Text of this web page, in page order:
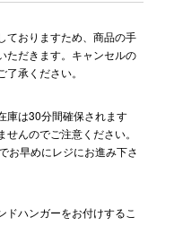
ておりますため、商品の手
ただきます。キャンセルの
承ください。
庫は30分間確保されます
んのでご注意ください。
お早めにレジにお進み下さ
ドハンガーをお付けするこ